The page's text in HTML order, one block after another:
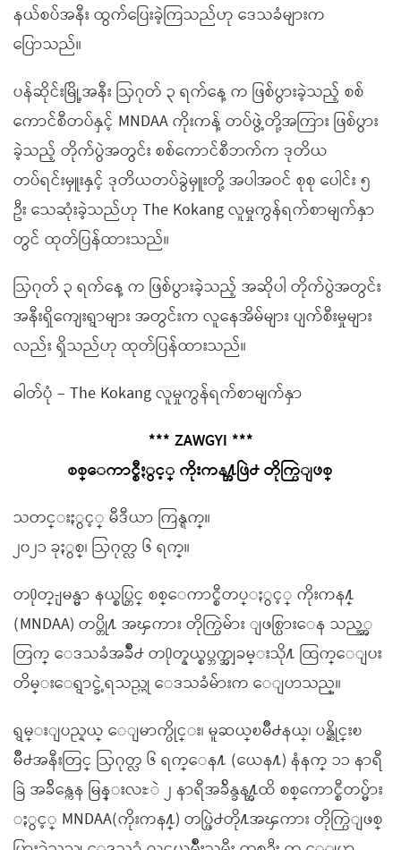
နယ်စပ်အနီး ထွက်ပြေးခဲ့ကြသည်ဟု ဒေသခံများက
ပြောသည်။
ပန်ဆိုင်းမြို့အနီး ဩဂုတ် ၃ ရက်နေ့ က ဖြစ်ပွားခဲ့သည့် စစ်
ကောင်စီတပ်နှင့် MNDAA ကိုးကန့် တပ်ဖွဲ့တို့အကြား ဖြစ်ပွား
ခဲ့သည့် တိုက်ပွဲအတွင်း စစ်ကောင်စီဘက်က ဒုတိယ
တပ်ရင်းမှူးနှင့် ဒုတိယတပ်ခွဲမှူးတို့ အပါအဝင် စုစု ပေါင်း ၅
ဦး သေဆုံးခဲ့သည်ဟု The Kokang လူမှုကွန်ရက်စာမျက်နှာ
တွင် ထုတ်ပြန်ထားသည်။
ဩဂုတ် ၃ ရက်နေ့ က ဖြစ်ပွားခဲ့သည့် အဆိုပါ တိုက်ပွဲအတွင်း
အနီးရှိကျေးရွာများ အတွင်းက လူနေအိမ်များ ပျက်စီးမှုများ
လည်း ရှိသည်ဟု ထုတ်ပြန်ထားသည်။
ဓါတ်ပုံ – The Kokang လူမှုကွန်ရက်စာမျက်နှာ
*** ZAWGYI ***
စစ္ေကာင္စီႏွင့္ ကိုးကန႔္အဖြဲ႕ တိုက္ပြဲျဖစ္
သတင္းႏွင့္ မီဒီယာ ကြန္ရက္။
၂၀၂၁ ခုႏွစ္၊ ဩဂုတ္လ ၆ ရက္။
တ႐ုတ္-ျမန္မာ နယ္စပ္တြင္ စစ္ေကာင္စီတပ္ႏွင့္ ကိုးကန႔္
(MNDAA) တပ္တို႔ အၾကား တိုက္ပြဲမ်ား ျဖစ္ပြားေန သည့္အ
တြက္ ေဒသခံအခ်ိဳ႕ တ႐ုတ္နယ္စပ္ဘက္အျခမ္းသို႔ ထြက္ေျပး
တိမ္းေရွာင္ခဲ့ရသည္ဟု ေဒသခံမ်ားက ေျပာသည္။
ရွမ္းျပည္နယ္ ေျမာက္ပိုင္း၊ မူဆယ္ၿမိဳ႕နယ္၊ ပန္ဆိုင္းၿ
မိဳ႕အနီးတြင္ ဩဂုတ္လ ၆ ရက္ေန႔ (ယေန႔) နံနက္ ၁၁ နာရီ
ခြဲ အခ်ိန္ကေန မြန္းလႊဲ ၂ နာရီအခ်ိန္ခန႔္အထိ စစ္ေကာင္စီတပ္မ်ား
ႏွင့္ MNDAA(ကိုးကန႔္) တပ္ဖြဲ႕တို႔အၾကား တိုက္ပြဲျဖစ္